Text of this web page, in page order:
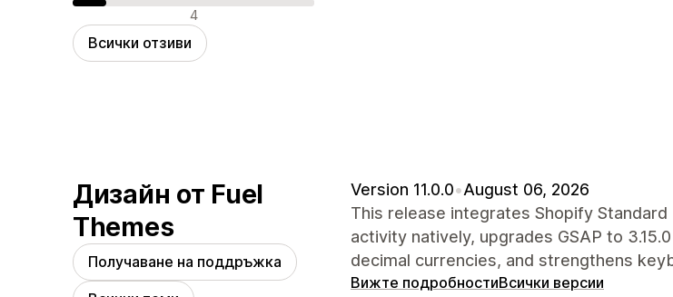
Отрицателни отзиви
4
Всички отзиви
Дизайн от Fuel
Themes
Получаване на поддръжка
Version 11.0.0•August 06, 2026
This release integrates Shopify
activity natively, upgrades GSAP to
decimal currencies, and strengthens
Вижте подробностиВсички версии